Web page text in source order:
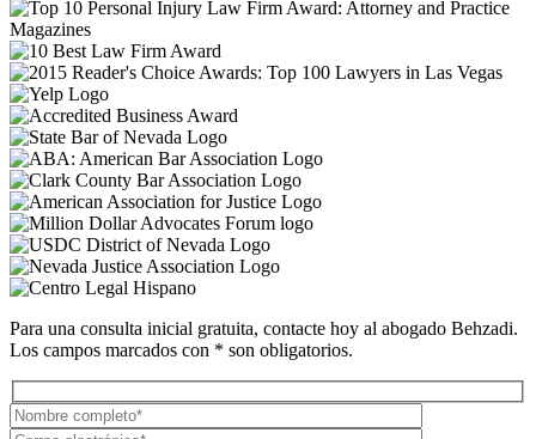
Para una consulta inicial gratuita, contacte hoy al abogado Behzadi.
Los campos marcados con * son obligatorios.